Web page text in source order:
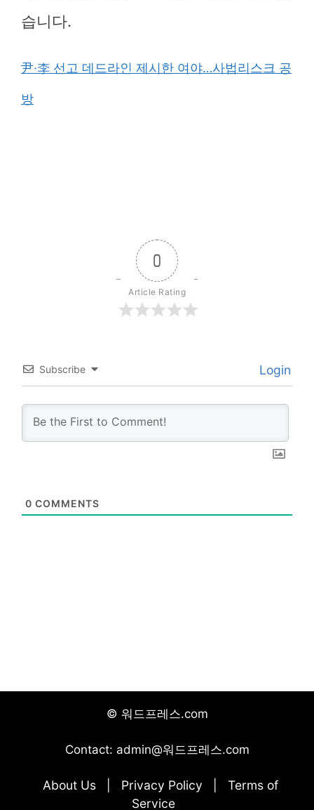
습니다.
尹·李 선고 데드라인 제시한 여야…사법리스크 공
방
0
Article Rating
Subscribe Login
0 COMMENTS
© 워드프레스.com
Contact: admin@워드프레스.com
About Us Privacy Policy
Terms of
Service